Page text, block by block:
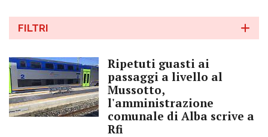
FILTRI
Ripetuti guasti ai
passaggi a livello al
Mussotto,
l'amministrazione
comunale di Alba scrive a
Rfi